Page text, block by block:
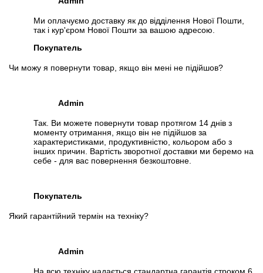
Ми оплачуємо доставку як до відділення Нової Пошти,
так і кур'єром Нової Пошти за вашою адресою.
Покупатель
Чи можу я повернути товар, якщо він мені не підійшов?
Admin
Так. Ви можете повернути товар протягом 14 днів з
моменту отримання, якщо він не підійшов за
характеристиками, продуктивністю, кольором або з
інших причин. Вартість зворотної доставки ми беремо на
себе - для вас повернення безкоштовне.
Покупатель
Який гарантійний термін на техніку?
Admin